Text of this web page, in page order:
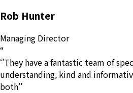
Rob Hunter
Managing Director
“
‘’They have a fantastic team of
understanding, kind and
both’’